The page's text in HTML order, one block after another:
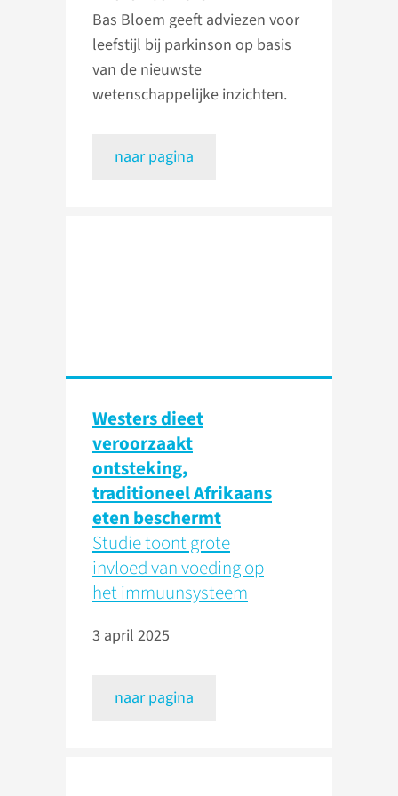
Bas Bloem geeft adviezen voor
leefstijl bij parkinson op basis
van de nieuwste
wetenschappelijke inzichten.
naar pagina
Westers dieet
veroorzaakt
ontsteking,
traditioneel Afrikaans
eten beschermt
Studie toont grote
invloed van voeding op
het immuunsysteem
3 april 2025
naar pagina